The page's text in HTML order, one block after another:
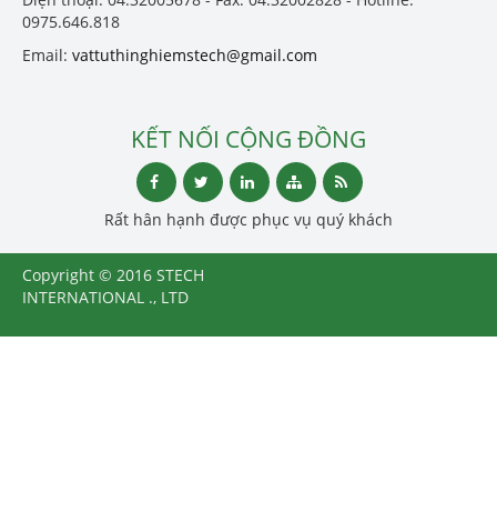
0975.646.818
Email: vattuthinghiemstech@gmail.com
KẾT NỐI CỘNG ĐỒNG
Rất hân hạnh được phục vụ quý khách
Copyright © 2016 STECH
INTERNATIONAL ., LTD